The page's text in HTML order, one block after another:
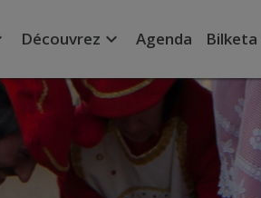
Découvrez expand_more Agenda Bilketa